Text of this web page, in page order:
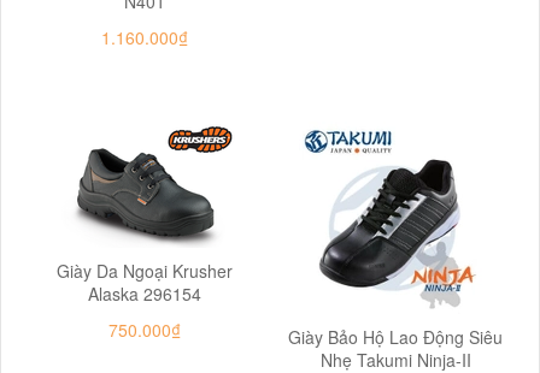
1.160.000₫
Giày Da Ngoại Krusher
Alaska 296154
750.000₫
Giày Bảo Hộ Lao Động Siêu
Nhẹ Takumi Ninja-II